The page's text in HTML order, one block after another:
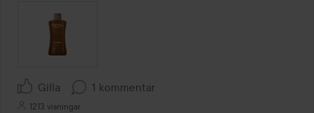
Gilla 1 kommentar
1213 visningar